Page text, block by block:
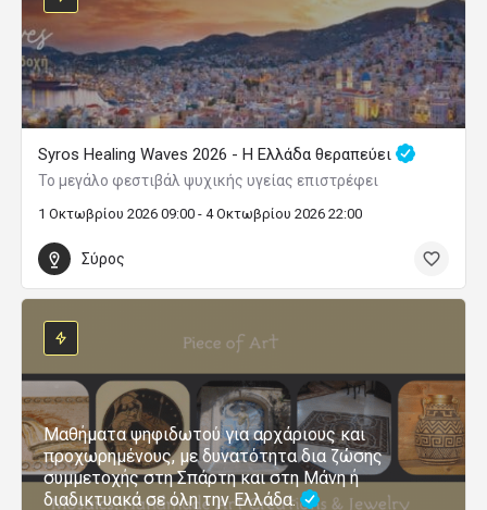
Βιντεοσκοπημένο Workshop: “Instant Manifestation –
Άμεση Υλοποίηση”!
Με τη Μαίρη Ζαπίτη
99